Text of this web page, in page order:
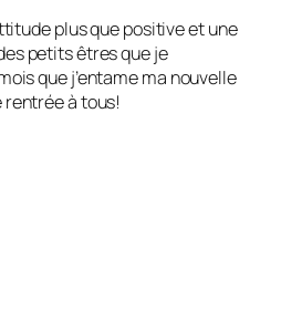
plus que positive et une
petits êtres que je
que j’entame ma nouvelle
à tous!